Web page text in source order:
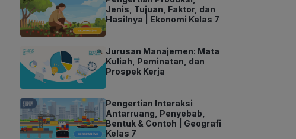
Jenis, Tujuan, Faktor, dan
Hasilnya | Ekonomi Kelas 7
Jurusan Manajemen: Mata
Kuliah, Peminatan, dan
Prospek Kerja
Pengertian Interaksi
Antarruang, Penyebab,
Bentuk & Contoh | Geografi
Kelas 7